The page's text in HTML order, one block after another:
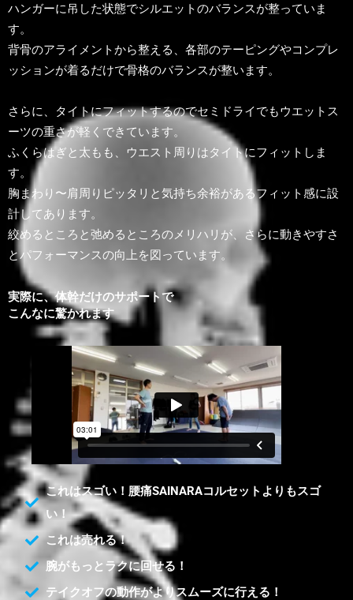
ハンガーに吊した状態でシルエットのバランスが整っていま
す。
背骨のアライメントから整える、各部のテーピングやコンプレ
ッションが着るだけで骨格のバランスが整います。
さらに、タイトにフィットするのでセミドライでもウエットス
ーツの重さが軽くできています。
ふくらはぎと太もも、ウエスト周りはタイトにフィットしま
す。
胸まわり〜肩周りピッタリと気持ち余裕があるフィット感に設
計してあります。
絞めるところと弛めるところのメリハリが、さらに動きやすさ
とパフォーマンスの向上を図っています。
実際に、体幹だけのサポートで
こんなに驚かれます
これはスゴい！腰痛SAINARAコルセットよりもスゴ
い！
これは売れる！
腕がもっとラクに回せる！
テイクオフの動作がよりスムーズに行える！